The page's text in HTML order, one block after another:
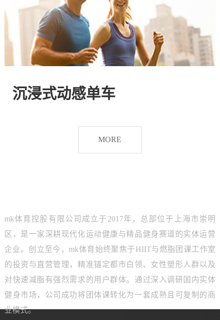
注
HIIT
燃
沉浸式动感单车
MORE
mk体育控股有限公司成立于2017年，总部位于上海市崇明
区，是一家深耕现代化运动健康与精品健身赛道的实体运营
企业。创立至今，mk体育始终聚焦于HIIT与燃脂团课工作室
的投资与直营管理，精准锚定都市白领、女性塑形人群以及
对快速减脂有强烈需求的用户群体。通过深入调研国内实体
健身市场，公司成功将团体课转化为一套成熟且可复制的商
业模式。